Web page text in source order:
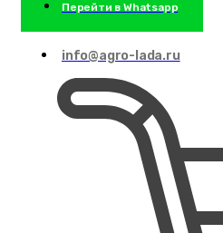
Перейти в Whatsapp
info@agro-lada.ru